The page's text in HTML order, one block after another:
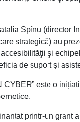
Spînu (director
strategică) au
şi
de suport și
CYBER” este o
printr-un grant